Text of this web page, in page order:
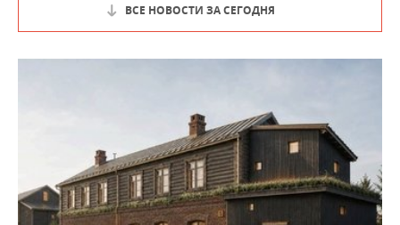
ВСЕ НОВОСТИ ЗА СЕГОДНЯ